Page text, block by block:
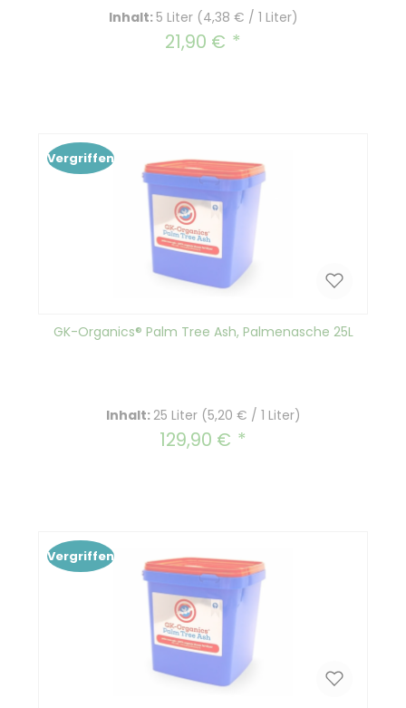
Inhalt:5 Liter (4,38 € / 1 Liter)
Regulärer Preis:
21,90 €
Vergriffen
GK-Organics® Palm Tree Ash, Palmenasche 25L
Inhalt: 25 Liter (5,20 € / 1 Liter)
Regulärer Preis:
129,90 €
Vergriffen